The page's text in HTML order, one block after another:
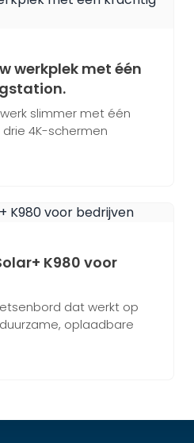
werkplek met één
slimmer met één
4K-schermen
K980 voor
dat werkt op
oplaadbare